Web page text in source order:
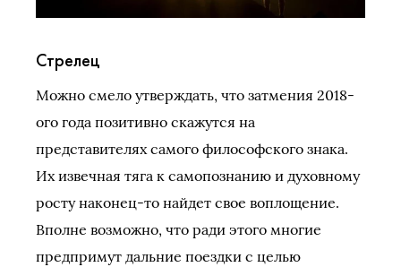
Стрелец
Можно смело утверждать, что затмения 2018-
ого года позитивно скажутся на
представителях самого философского знака.
Их извечная тяга к самопознанию и духовному
росту наконец-то найдет свое воплощение.
Вполне возможно, что ради этого многие
предпримут дальние поездки с целью